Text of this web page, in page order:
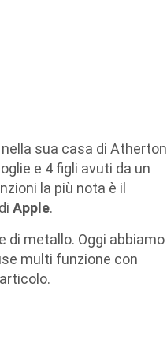
nella sua casa di Atherton
e 4 figli avuti da un
la più nota è il
di Apple.
di metallo. Oggi abbiamo
multi funzione con